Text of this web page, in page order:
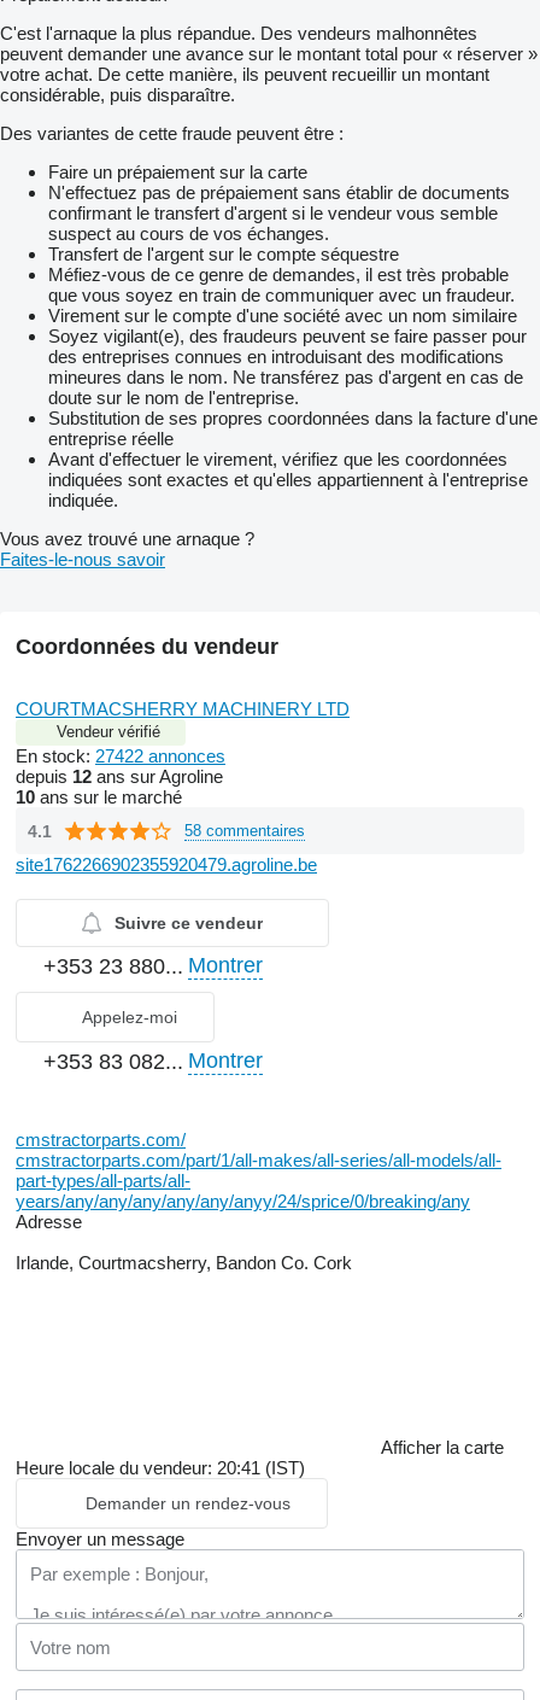
C'est l'arnaque la plus répandue. Des vendeurs malhonnêtes
peuvent demander une avance sur le montant total pour « réserver »
votre achat. De cette manière, ils peuvent recueillir un montant
considérable, puis disparaître.
Des variantes de cette fraude peuvent être :
Faire un prépaiement sur la carte
N'effectuez pas de prépaiement sans établir de documents
confirmant le transfert d'argent si le vendeur vous semble
suspect au cours de vos échanges.
Transfert de l'argent sur le compte séquestre
Méfiez-vous de ce genre de demandes, il est très probable
que vous soyez en train de communiquer avec un fraudeur.
Virement sur le compte d'une société avec un nom similaire
Soyez vigilant(e), des fraudeurs peuvent se faire passer pour
des entreprises connues en introduisant des modifications
mineures dans le nom. Ne transférez pas d'argent en cas de
doute sur le nom de l'entreprise.
Substitution de ses propres coordonnées dans la facture d'une
entreprise réelle
Avant d'effectuer le virement, vérifiez que les coordonnées
indiquées sont exactes et qu'elles appartiennent à l'entreprise
indiquée.
Vous avez trouvé une arnaque ?
Faites-le-nous savoir
Coordonnées du vendeur
COURTMACSHERRY MACHINERY LTD
Vendeur vérifié
En stock: 27422 annonces
depuis 12 ans sur Agroline
10 ans sur le marché
4.1 58 commentaires
site1762266902355920479.agroline.be
Suivre ce vendeur
+353 23 880... Montrer
Appelez-moi
+353 83 082... Montrer
cmstractorparts.com/
cmstractorparts.com/part/1/all-makes/all-series/all-models/all-
part-types/all-parts/all-
years/any/any/any/any/any/anyy/24/sprice/0/breaking/any
Adresse
Irlande, Courtmacsherry, Bandon Co. Cork
Afficher la carte
Heure locale du vendeur: 20:41 (IST)
Demander un rendez-vous
Envoyer un message